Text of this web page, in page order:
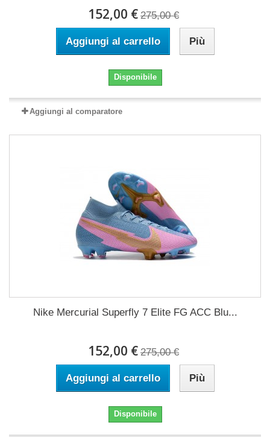
152,00 € 275,00 €
Aggiungi al carrello Più
Disponibile
Aggiungi al comparatore
Nike Mercurial Superfly 7 Elite FG ACC Blu...
152,00 € 275,00 €
Aggiungi al carrello Più
Disponibile